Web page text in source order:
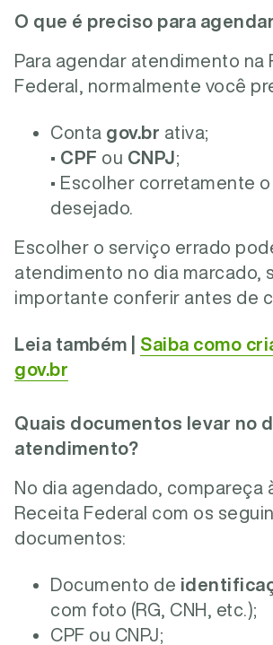
O que é preciso para
Para agendar atendimento na
Federal, normalmente você
Conta gov.br ativa;
• CPF ou CNPJ;
• Escolher corretamente
desejado.
Escolher o serviço errado
atendimento no dia marcado,
importante conferir antes de
Leia também |
Saiba como
gov.br
Quais documentos levar no
atendimento?
No dia agendado, compareça
Receita Federal com os
documentos:
Documento de
com foto (RG, CNH, etc.);
CPF ou CNPJ;